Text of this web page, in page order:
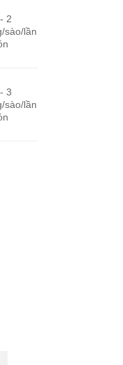
2
sào/lần
3
sào/lần